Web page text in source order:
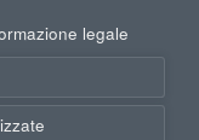
legale